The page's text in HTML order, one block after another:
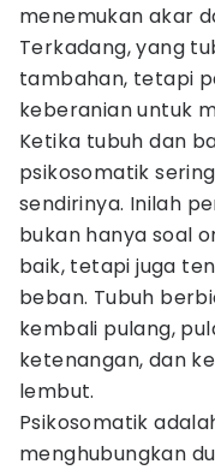
menemukan akar
Terkadang, yang
tambahan, tetapi
keberanian untuk
Ketika tubuh dan
psikosomatik
sendirinya. Inilah
bukan hanya soal
baik, tetapi juga
beban. Tubuh
kembali pulang,
ketenangan, dan
lembut.
Psikosomatik
menghubungkan